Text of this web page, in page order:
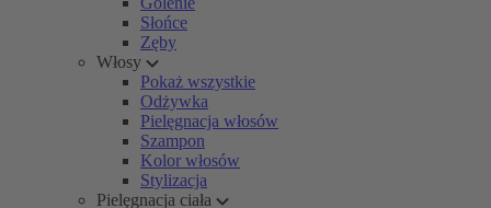
Słońce
Zęby
Włosy
Pokaż wszystkie
Odżywka
Pielęgnacja włosów
Szampon
Kolor włosów
Stylizacja
Pielęgnacja ciała